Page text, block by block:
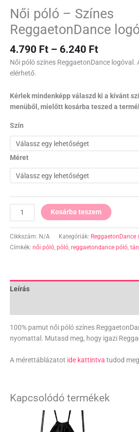
Női póló – Színes
ReggaetonDance
4.790 Ft – 6.240 Ft
Női póló színes ReggaetonDance logóval.
elérhető.
Kérlek mindenképp válaszd ki a kívánt
menüből, mielőtt kosárba teszed a
Szín
Méret
Kosárba teszem
Cikkszám: N/A Kategóriák: ReggaetonDance
Címkék: női póló, póló, reggaetondance póló,
Leírás
100% pamut női póló színes
nyomattal. Mutasd meg, hogy igazi
A mérettáblázatot ide kattintva tudod
Kapcsolódó termékek
Ártartomány:
3.490 Ft
-
Ennek